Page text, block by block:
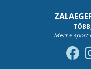
Mert a sport